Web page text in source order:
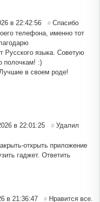
в 22:42:56 # Спасибо
телефона, именно тот
Русского языка. Советую
полочкам! :)
в своем роде!
в 22:01:25 # Удалил
открыть приложение
гаджет. Ответить
в 21:36:47 # Нравится все.